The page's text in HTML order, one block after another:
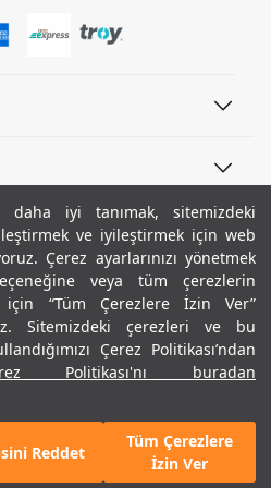
daha iyi tanımak, sitemizdeki
ve iyileştirmek için web
Çerez ayarlarınızı yönetmek
veya tüm çerezlerin
için “Tüm Çerezlere İzin Ver”
Sitemizdeki çerezleri ve bu
Çerez Politikası’ndan
Politikası'nı buradan
Reddet
Tüm Çerezlere
İzin Ver
SEPETE EKLE
18:00